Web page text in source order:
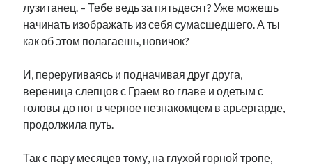
лузитанец. – Тебе ведь за пятьдесят? Уже можешь
начинать изображать из себя сумасшедшего. А ты
как об этом полагаешь, новичок?
И, переругиваясь и подначивая друг друга,
вереница слепцов с Граем во главе и одетым с
головы до ног в черное незнакомцем в арьергарде,
продолжила путь.
Так с пару месяцев тому, на глухой горной тропе,